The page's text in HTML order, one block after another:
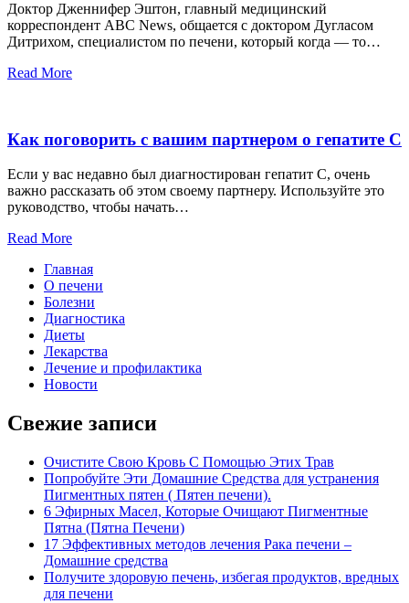
Доктор Дженнифер Эштон, главный медицинский
корреспондент ABC News, общается с доктором Дугласом
Дитрихом, специалистом по печени, который когда — то…
Read More
Как поговорить с вашим партнером о гепатите С
Если у вас недавно был диагностирован гепатит С, очень
важно рассказать об этом своему партнеру. Используйте это
руководство, чтобы начать…
Read More
Главная
О печени
Болезни
Диагностика
Диеты
Лекарства
Лечение и профилактика
Новости
Свежие записи
Очистите Свою Кровь С Помощью Этих Трав
Попробуйте Эти Домашние Средства для устранения
Пигментных пятен ( Пятен печени).
6 Эфирных Масел, Которые Очищают Пигментные
Пятна (Пятна Печени)
17 Эффективных методов лечения Рака печени –
Домашние средства
Получите здоровую печень, избегая продуктов, вредных
для печени